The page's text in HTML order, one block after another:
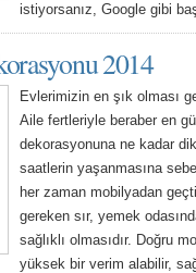
istiyorsanız, Google gibi
2014
Evlerimizin en şık olması
Aile fertleriyle beraber en
dekorasyonuna ne kadar
saatlerin yaşanmasına
her zaman mobilyadan
gereken sır, yemek
sağlıklı olmasıdır. Doğru
yüksek bir verim alabilir,